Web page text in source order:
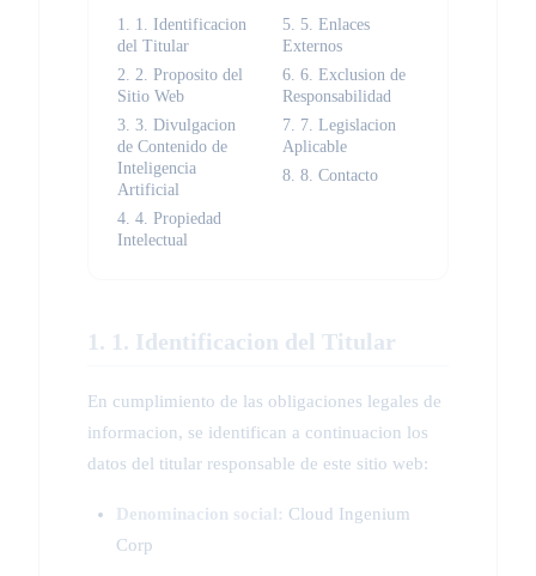
1. 1. Identificacion
del Titular
2. 2. Proposito del
Sitio Web
3. 3. Divulgacion
de Contenido de
Inteligencia
Artificial
4. 4. Propiedad
Intelectual
5. 5. Enlaces
Externos
6. 6. Exclusion de
Responsabilidad
7. 7. Legislacion
Aplicable
8. 8. Contacto
1. 1. Identificacion del Titular
En cumplimiento de las obligaciones legales de
informacion, se identifican a continuacion los
datos del titular responsable de este sitio web:
Denominacion social: Cloud Ingenium
Corp